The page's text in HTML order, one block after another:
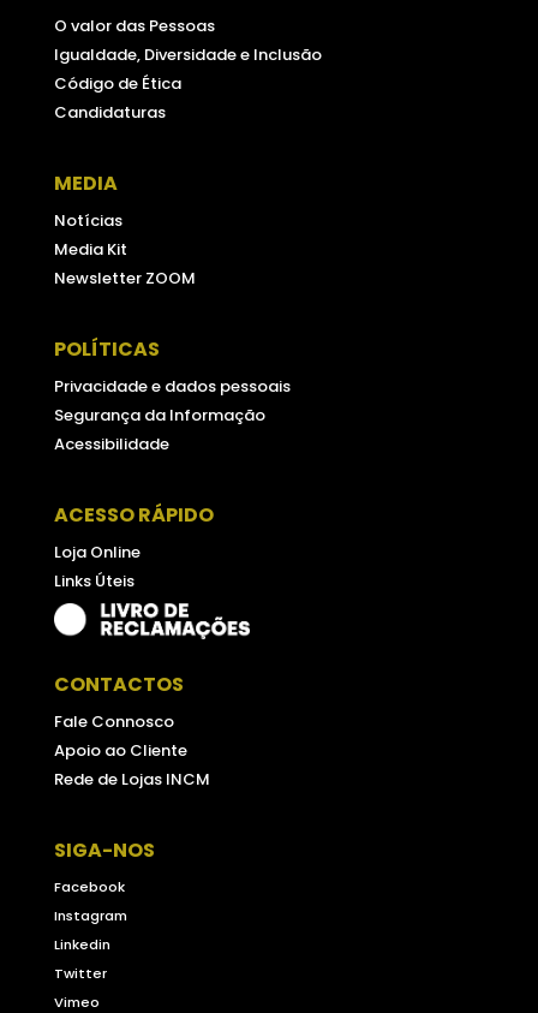
O valor das Pessoas
Igualdade, Diversidade e Inclusão
Código de Ética
Candidaturas
MEDIA
Notícias
Media Kit
Newsletter ZOOM
POLÍTICAS
Privacidade e dados pessoais
Segurança da Informação
Acessibilidade
ACESSO RÁPIDO
Loja Online
Links Úteis
CONTACTOS
Fale Connosco
Apoio ao Cliente
Rede de Lojas INCM
SIGA-NOS
Facebook
Instagram
Linkedin
Twitter
Vimeo